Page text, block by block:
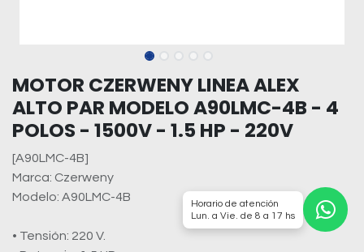
MOTOR CZERWENY LINEA ALEX
ALTO PAR MODELO A90LMC-4B - 4
POLOS - 1500V - 1.5 HP - 220V
[A90LMC-4B]
Marca: Czerweny
Modelo: A90LMC-4B
• Tensión: 220 V.
Horario de atención
Lun. a Vie. de 8 a 17 hs